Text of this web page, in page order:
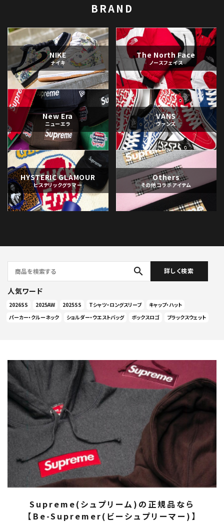
BRAND
NIKE
ナイキ
The North Face
ノースフェイス
New Era
ニューエラ
VANS
ヴァンズ
HYSTERIC GLAMOUR
ヒステリックグラマー
Others
その他コラボアイテム
search 詳しく検索
人気ワード
2026SS 2025AW 2025SS Tシャツ・ロングスリーブ
キャップ・ハット
パーカー・クルーネック
ショルダー・ウエストバッグ ボックスロゴ ブラックスウェット
Supreme(シュプリーム)の正規品なら
【Be-Supremer(ビーシュプリーマー)】